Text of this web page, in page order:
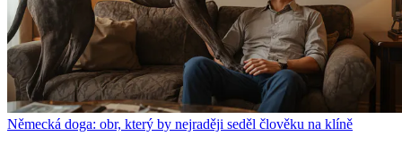
Německá doga: obr, který by nejraději seděl člověku na klíně